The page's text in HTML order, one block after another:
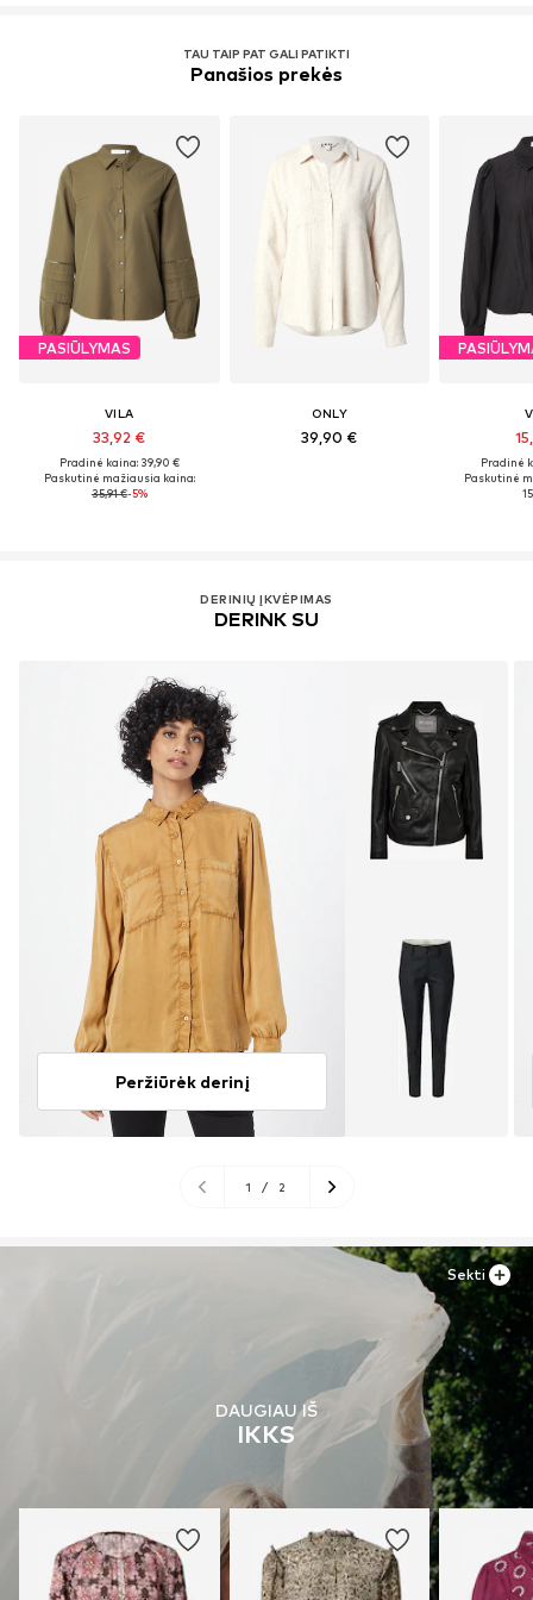
TAU TAIP PAT GALI PATIKTI
Panašios prekės
PASIŪLYMAS
VILA
33,92 €
Pradinė kaina: 39,90 €
Paskutinė mažiausia kaina:
35,91 €-5%
ONLY
39,90 €
Pradinė
Paskutinė
DERINIŲ ĮKVĖPIMAS
DERINK SU
Peržiūrėk derinį
1 / 2
DAUGIAU IŠ
IKKS
Sekti